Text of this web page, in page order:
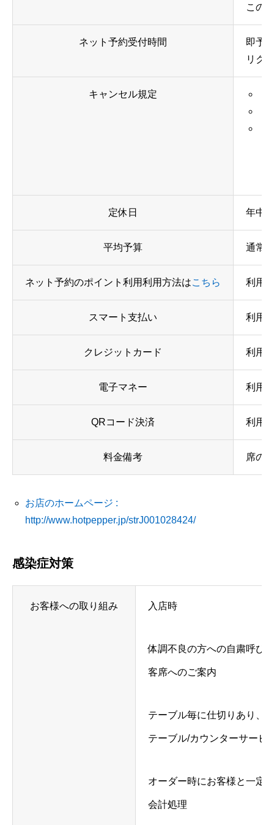
この
ネット予約受付時間
即予
リク
キャンセル規定
定休日 年中
平均予算 通常
ネット予約のポイント利用利用方法はこちら 利用
スマート支払い 利用
クレジットカード 利用
電子マネー 利用
QRコード決済 利用
料金備考 席の
お店のホームページ :
http://www.hotpepper.jp/strJ001028424/
感染症対策
お客様への取り組み 入店時
体調不良の方への自粛呼び
客席へのご案内
テーブル毎に仕切りあり、
テーブル/カウンターサービ
オーダー時にお客様と一定
会計処理